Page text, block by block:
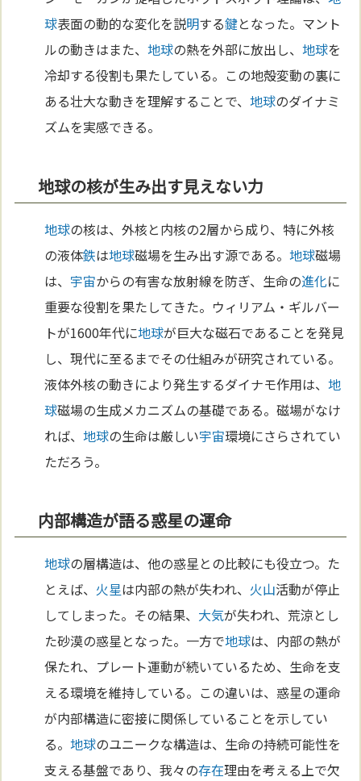
球表面の動的な変化を説明する鍵となった。マント
ルの動きはまた、地球の熱を外部に放出し、地球を
冷却する役割も果たしている。この地殻変動の裏に
ある壮大な動きを理解することで、地球のダイナミ
ズムを実感できる。
地球の核が生み出す見えない力
地球の核は、外核と内核の2層から成り、特に外核
の液体鉄は地球磁場を生み出す源である。地球磁場
は、 宇宙からの有害な放射線を防ぎ、生命の進化に
重要な役割を果たしてきた。ウィリアム・ギルバー
トが1600年代に地球が巨大な磁石であることを発見
し、現代に至るまでその仕組みが研究されている。
液体外核の動きにより発生するダイナモ作用は、地
球磁場の生成メカニズムの基礎である。磁場がなけ
れば、地球の生命は厳しい宇宙環境にさらされてい
ただろう。
内部構造が語る惑星の運命
地球の層構造は、他の惑星との比較にも役立つ。た
とえば、 火星は内部の熱が失われ、 火山活動が停止
してしまった。その結果、 大気が失われ、荒涼とし
た砂漠の惑星となった。一方で地球は、内部の熱が
保たれ、プレート運動が続いているため、生命を支
える環境を維持している。この違いは、惑星の運命
が内部構造に密接に関係していることを示してい
る。地球のユニークな構造は、生命の持続可能性を
支える基盤であり、我々の存在理由を考える上で欠